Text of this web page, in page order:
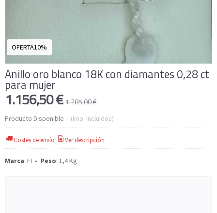
OFERTA10%
Anillo oro blanco 18K con diamantes 0,28 ct
para mujer
1.156,50 €1.285,00 €
Producto Disponible - (Imp. Incluidos)
Costes de envío Ver descripción
Marca: FI • Peso: 1,4 Kg